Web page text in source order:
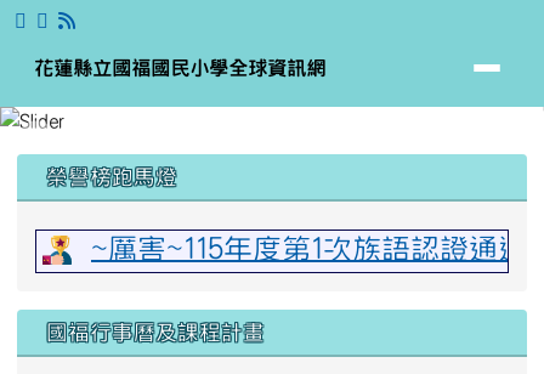
跳至主內容區
花蓮縣立國福國民小學全球資訊網
花蓮縣立國福國民小學全球資訊網
上中區域內容
榮譽榜跑馬燈
~厲害~115年度第1次族語認證通
國福行事曆及課程計畫
頁尾區域